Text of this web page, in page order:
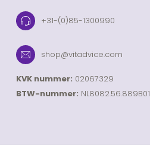
+31-(0)85-1300990
shop@vitadvice.com
KVK nummer: 02067329
BTW-nummer: NL8082.56.889B01